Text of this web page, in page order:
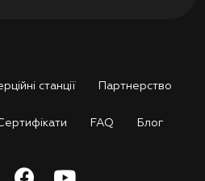
станції Партнерство
FAQ Блог